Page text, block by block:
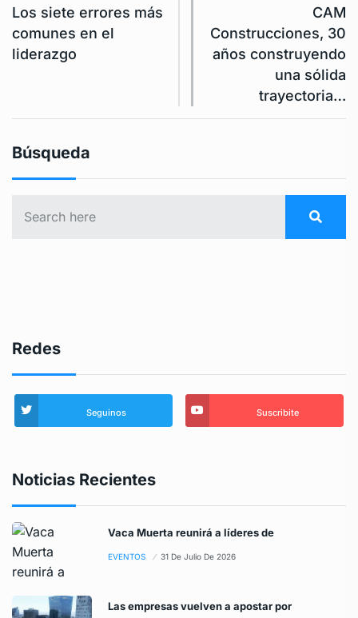
Los siete errores más
comunes en el
liderazgo
CAM
Construcciones, 30
años construyendo
una sólida
trayectoria…
Búsqueda
Redes
Seguinos Suscribite
Noticias Recientes
Vaca Muerta reunirá a líderes de
EVENTOS 31 De Julio De 2026
Las empresas vuelven a apostar por